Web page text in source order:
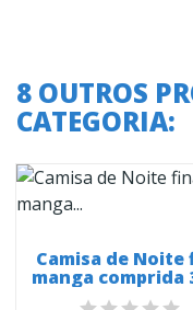
8 OUTROS
CATEGORIA:
Camisa de Noite
manga comprida
renda...